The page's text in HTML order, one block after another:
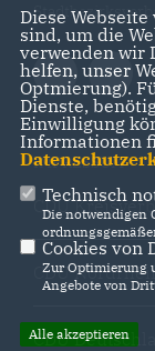
IMPRESSUM
CDU
CDU
CDU
Diese
sind, um die
verwenden wir
helfen, unser
Optmierung).
Dienste,
Einwilligung
Informationen
Technisch
Die notwendigen
Cookies von
Zur Optimierung
Angebote von
Alle akzeptieren